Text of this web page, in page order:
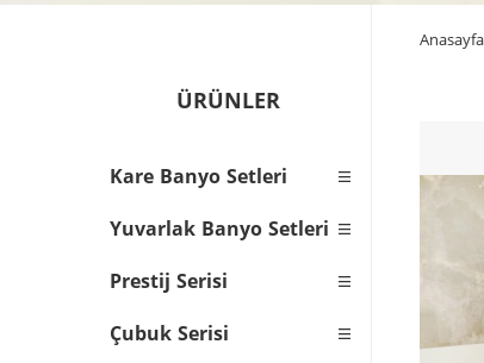
ÜRÜNLER
Kare Banyo Setleri
Yuvarlak Banyo Setleri
Prestij Serisi
Çubuk Serisi
Anasayfa